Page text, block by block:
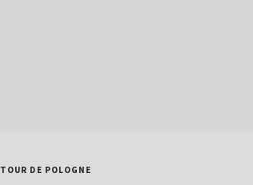
TOUR DE POLOGNE